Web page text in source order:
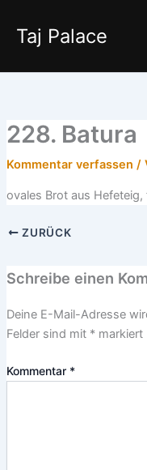
Inhalt
springen
Taj Palace
228. Batura
Kommentar verfassen /
ovales Brot aus
ZURÜCK
Schreibe einen
Deine E-Mail-Adresse
Felder sind mit *markiert
Kommentar *